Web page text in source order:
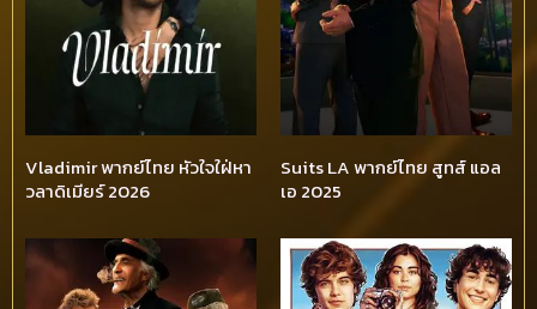
Vladimir พากย์ไทย หัวใจใฝ่หา
วลาดิเมียร์ 2026
Suits LA พากย์ไทย สูทส์ แอล
เอ 2025